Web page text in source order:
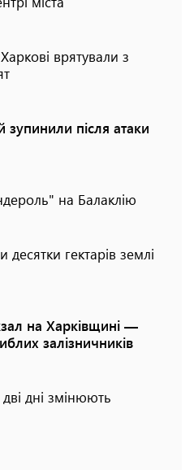
врятували з
зупинили після атаки
на Балаклію
гектарів землі
на Харківщині —
залізничників
дні змінюють